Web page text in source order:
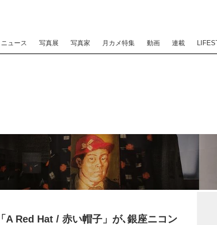
ニュース 写真展 写真家 月カメ特集 動画 連載
A Red Hat / 赤い帽子」が､銀座ニコン